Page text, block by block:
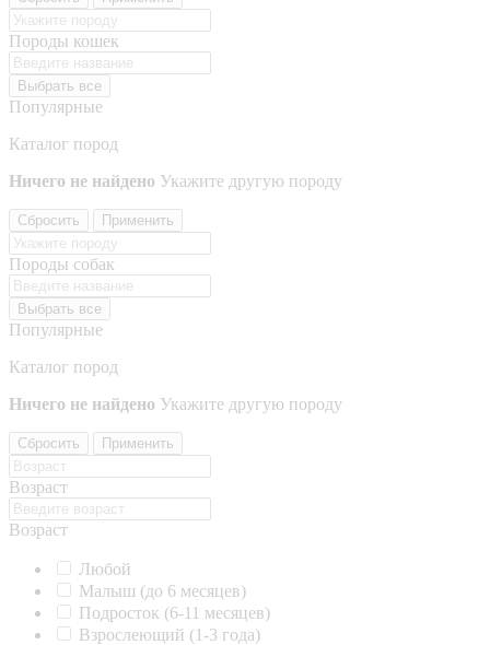
Породы кошек
Выбрать все
Популярные
Каталог пород
Ничего не найдено Укажите другую породу
Сбросить Применить
Породы собак
Выбрать все
Популярные
Каталог пород
Ничего не найдено Укажите другую породу
Сбросить Применить
Возраст
Возраст
Любой
Малыш (до 6 месяцев)
Подросток (6-11 месяцев)
Взрослеющий (1-3 года)